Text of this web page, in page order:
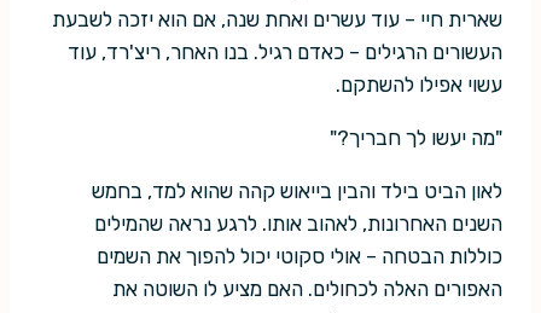
שארית חיי – עוד עשרים ואחת שנה, אם הוא יזכה לשבעת
העשורים הרגילים – כאדם רגיל. בנו האחר, ריצ'רד, עוד
עשוי אפילו להשתקם.
"מה יעשו לך חבריך?"
לאון הביט בילד והבין בייאוש קהה שהוא למד, בחמש
השנים האחרונות, לאהוב אותו. לרגע נראה שהמילים
כוללות הבטחה – אולי סקוטי יכול להפוך את השמים
האפורים האלה לכחולים. האם מציע לו השוטה את